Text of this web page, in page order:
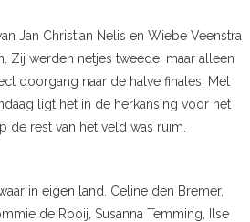
Jan Christian Nelis en Wiebe Veenstra
Zij werden netjes tweede, maar alleen
doorgang naar de halve finales. Met
ligt het in de herkansing voor het
de rest van het veld was ruim.
in eigen land. Celine den Bremer,
de Rooij, Susanna Temming, Ilse